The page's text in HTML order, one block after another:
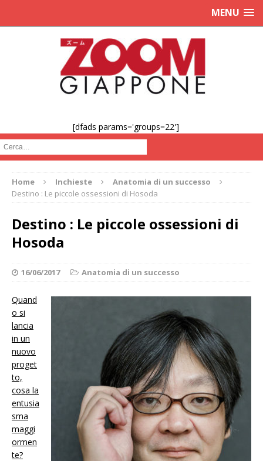
MENU
[dfads params='groups=22']
Cerca :
Home Inchieste
Anatomia di un successo
Destino : Le piccole ossessioni di Hosoda
Destino : Le piccole ossessioni di
Hosoda
16/06/2017 Anatomia di un successo
Quand
o si
lancia
in un
nuovo
proget
to,
cosa la
entusia
sma
maggi
ormen
te?